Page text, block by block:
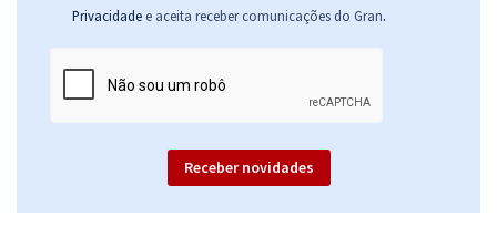
Privacidade e aceita receber comunicações do Gran.
Receber novidades